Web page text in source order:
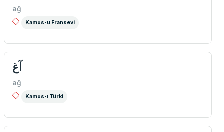
ağ
Kamus-u Fransevi
آغ
ağ
Kamus-ı Türki